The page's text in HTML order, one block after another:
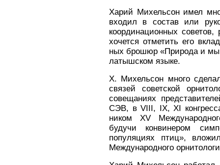
Харий Михельсон имел
входил в состав или
координационных
хочется отметить его
ных брошюр «Природа и
латышском языке.
X. Михельсон много
связей советской
совещаниях
СЭВ, в VIII, IX, XI
ником XV
будучи конвинером
популяциях птиц»,
Международного